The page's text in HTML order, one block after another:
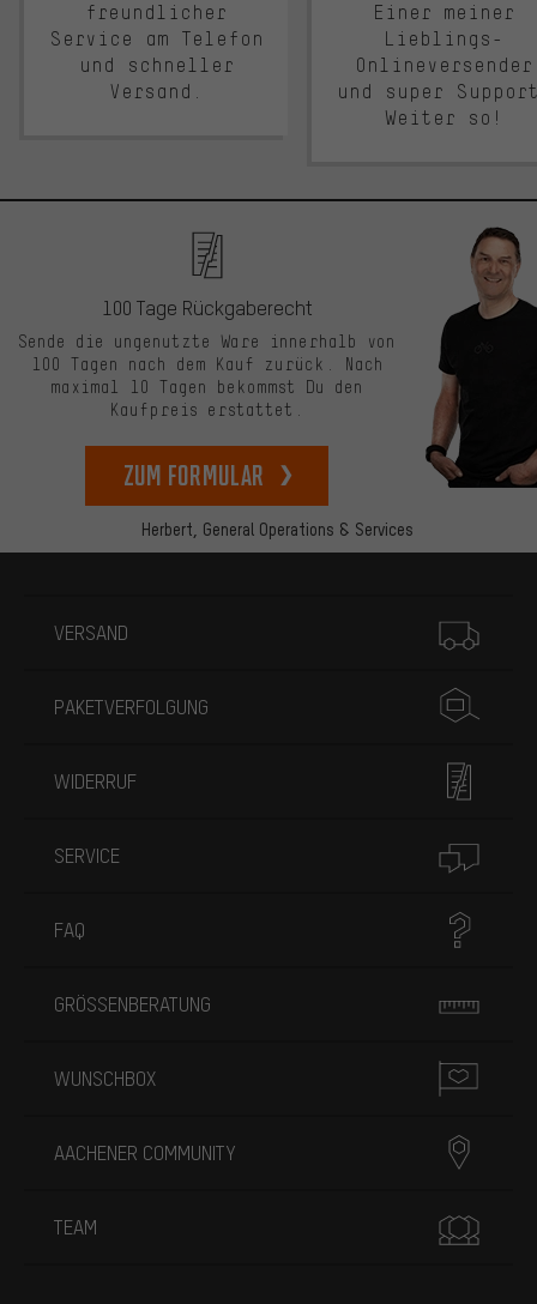
freundlicher
Service am Telefon
und schneller
Versand.
Einer meiner
Lieblings-
Onlineversender
und super
Weiter so!
Herbert, General Operations & Services
100 Tage Rückgaberecht
Sende die ungenutzte Ware innerhalb von
100 Tagen nach dem Kauf zurück. Nach
maximal 10 Tagen bekommst Du den
Kaufpreis erstattet.
zum Formular
VERSAND
PAKETVERFOLGUNG
WIDERRUF
SERVICE
FAQ
GRÖSSENBERATUNG
WUNSCHBOX
AACHENER COMMUNITY
TEAM